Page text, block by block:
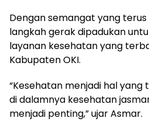
Dengan semangat yang
langkah gerak dipadukan
layanan kesehatan yang
Kabupaten OKI.
“Kesehatan menjadi hal
di dalamnya kesehatan
menjadi penting,” ujar Asmar.